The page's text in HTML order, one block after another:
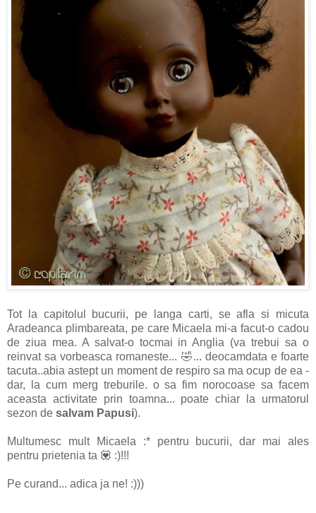
Tot la capitolul bucurii, pe langa carti, se afla si micuta
Aradeanca plimbareata, pe care Micaela mi-a facut-o cadou
de ziua mea. A salvat-o tocmai in Anglia (va trebui sa o
reinvat sa vorbeasca romaneste... 🤣... deocamdata e foarte
tacuta..abia astept un moment de respiro sa ma ocup de ea -
dar, la cum merg treburile. o sa fim norocoase sa facem
aceasta activitate prin toamna... poate chiar la urmatorul
sezon de salvam Papusi).
Multumesc mult Micaela :* pentru bucurii, dar mai ales
pentru prietenia ta 💟 :)!!!
Pe curand... adica ja ne! :)))